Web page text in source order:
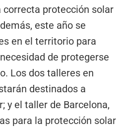
correcta protección solar
este año se
en el territorio para
de protegerse
Los dos talleres en
destinados a
y el taller de Barcelona,
para la protección solar